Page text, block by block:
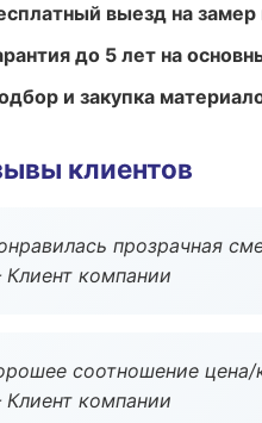
выезд на
до 5 лет на
и закупка
клиентов
прозрачная
компании
соотношение
компании